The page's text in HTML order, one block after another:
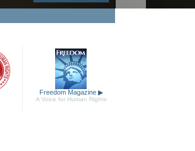
Freedom Magazine ▶
A Voice for Human Rights